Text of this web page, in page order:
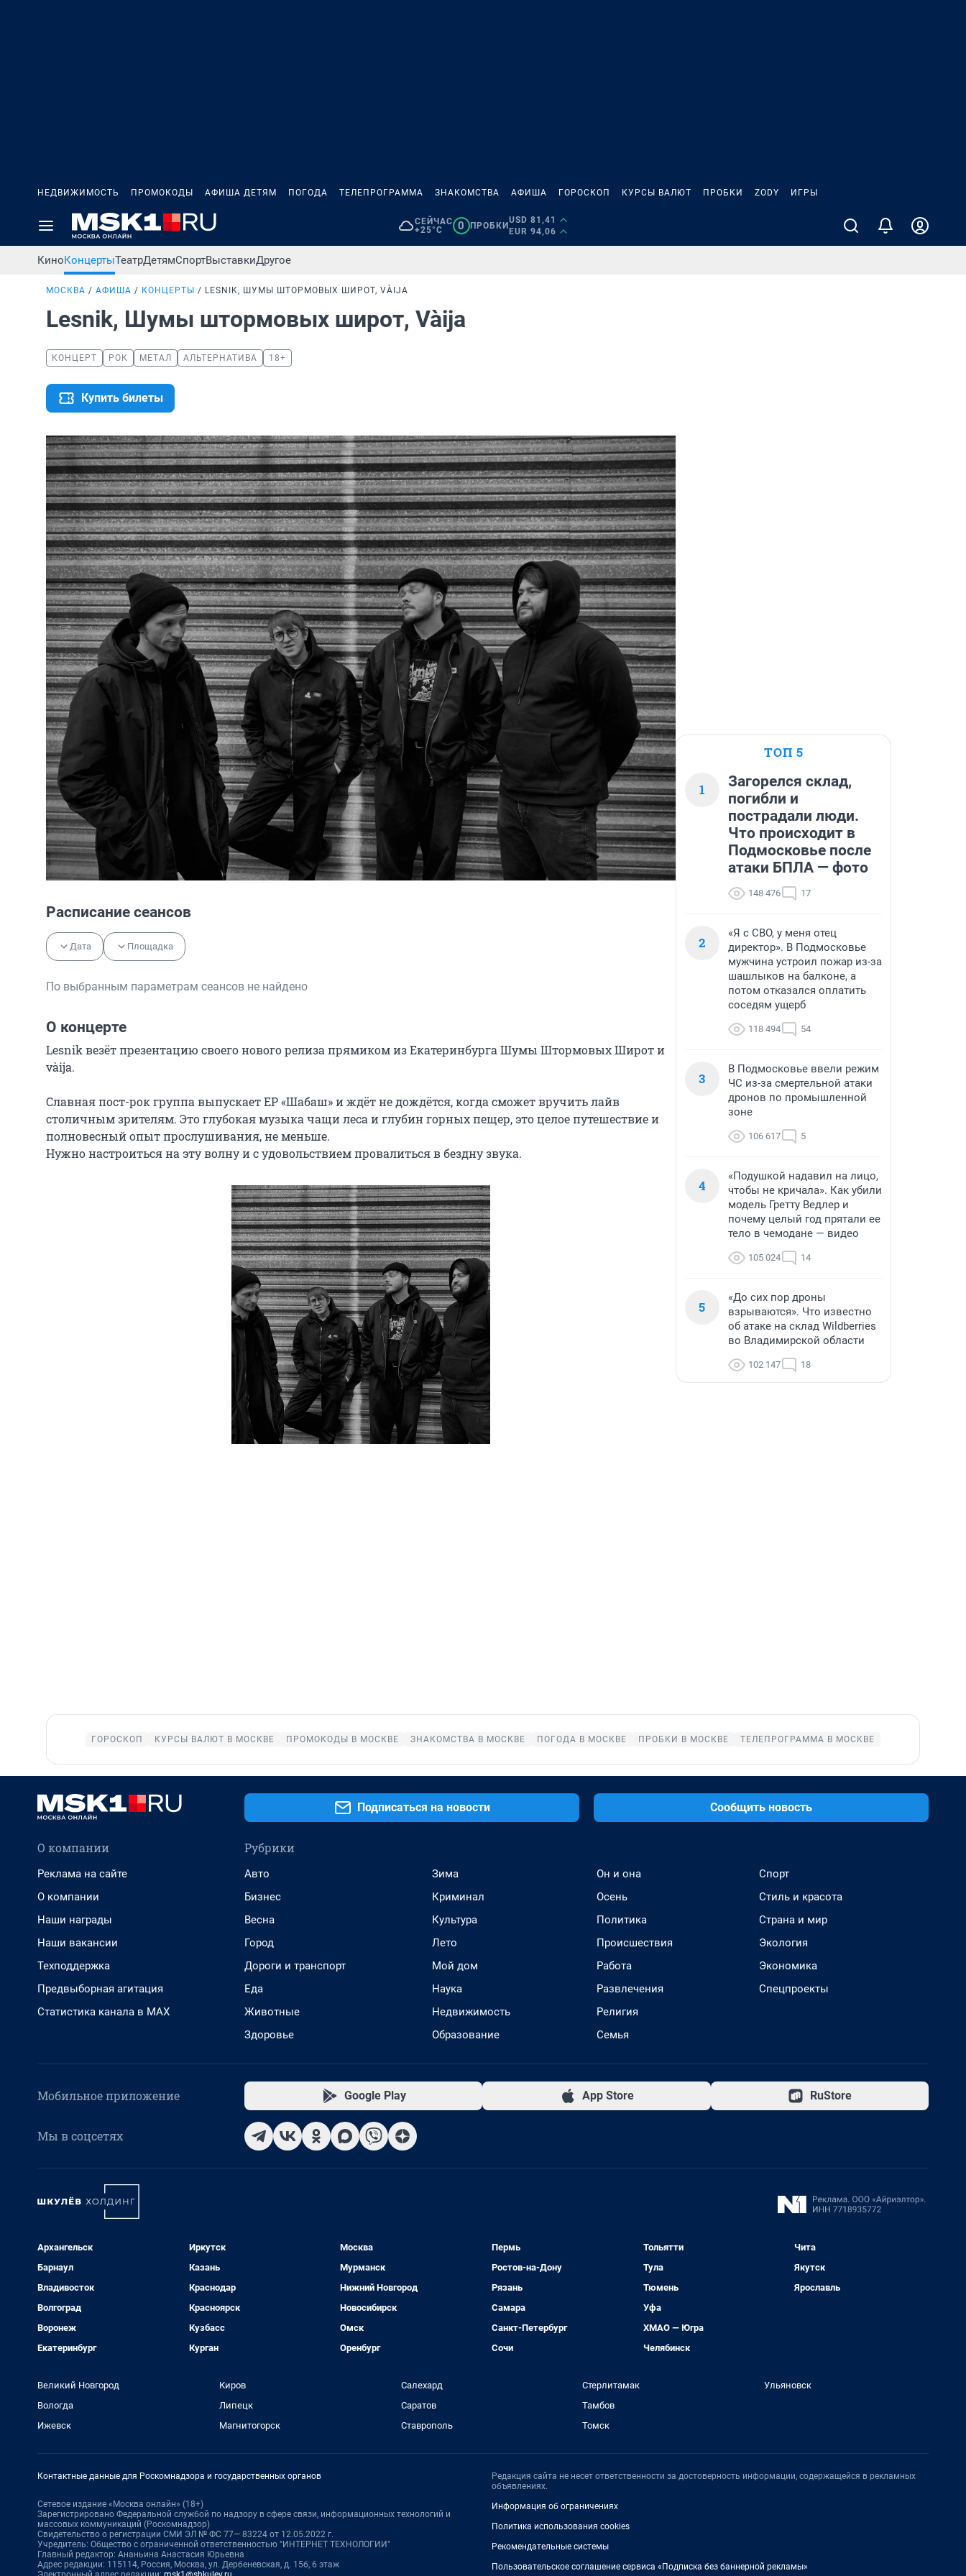
НЕДВИЖИМОСТЬ ПРОМОКОДЫ АФИША ДЕТЯМ ПОГОДА ТЕЛЕПРОГРАММА ЗНАКОМСТВА АФИША ГОРОСКОП КУРСЫ ВАЛЮТ ПРОБКИ ZODY ИГРЫ
СЕЙЧАС
+25°C
0 ПРОБКИ
USD 81,41
EUR 94,06
КиноКонцертыТеатрДетямСпортВыставкиДругое
МОСКВА АФИША КОНЦЕРТЫ LESNIK, ШУМЫ ШТОРМОВЫХ ШИРОТ, VÀIJA
Lesnik, Шумы штормовых широт, Vàija
КОНЦЕРТ РОК МЕТАЛ АЛЬТЕРНАТИВА 18+
Купить билеты
Расписание сеансов
Дата Площадка
По выбранным параметрам сеансов не найдено
О концерте
Lesnik везёт презентацию своего нового релиза прямиком из Екатеринбурга Шумы Штормовых Широт и
vàija.
Славная пост-рок группа выпускает ЕР «Шабаш» и ждёт не дождётся, когда сможет вручить лайв
столичным зрителям. Это глубокая музыка чащи леса и глубин горных пещер, это целое путешествие и
полновесный опыт прослушивания, не меньше.
Нужно настроиться на эту волну и с удовольствием провалиться в бездну звука.
ТОП 5
1
Загорелся склад,
погибли и
пострадали люди.
Что происходит в
Подмосковье после
атаки БПЛА — фото
148 476 17
2
«Я с СВО, у меня отец
директор». В Подмосковье
мужчина устроил пожар из-за
шашлыков на балконе, а
потом отказался оплатить
соседям ущерб
118 494 54
3
В Подмосковье ввели режим
ЧС из-за смертельной атаки
дронов по промышленной
зоне
106 617 5
4
«Подушкой надавил на лицо,
чтобы не кричала». Как убили
модель Гретту Ведлер и
почему целый год прятали ее
тело в чемодане — видео
105 024 14
5
«До сих пор дроны
взрываются». Что известно
об атаке на склад Wildberries
во Владимирской области
102 147 18
ГОРОСКОП КУРСЫ ВАЛЮТ В МОСКВЕ ПРОМОКОДЫ В МОСКВЕ ЗНАКОМСТВА В МОСКВЕ ПОГОДА В МОСКВЕ ПРОБКИ В МОСКВЕ ТЕЛЕПРОГРАММА В МОСКВЕ
Подписаться на новости Сообщить новость
О компании
Реклама на сайте
О компании
Наши награды
Наши вакансии
Техподдержка
Предвыборная агитация
Статистика канала в MAX
Рубрики
Авто
Бизнес
Весна
Город
Дороги и транспорт
Еда
Животные
Здоровье
Зима
Криминал
Культура
Лето
Мой дом
Наука
Недвижимость
Образование
Он и она
Осень
Политика
Происшествия
Работа
Развлечения
Религия
Семья
Спорт
Стиль и красота
Страна и мир
Экология
Экономика
Спецпроекты
Мобильное приложение Google Play App Store RuStore
Мы в соцсетях
Архангельск
Барнаул
Владивосток
Волгоград
Воронеж
Екатеринбург
Иркутск
Казань
Краснодар
Красноярск
Кузбасс
Курган
Москва
Мурманск
Нижний Новгород
Новосибирск
Омск
Оренбург
Пермь
Ростов-на-Дону
Рязань
Самара
Санкт-Петербург
Сочи
Тольятти
Тула
Тюмень
Уфа
ХМАО — Югра
Челябинск
Чита
Якутск
Ярославль
Великий Новгород
Вологда
Ижевск
Киров
Липецк
Магнитогорск
Салехард
Саратов
Ставрополь
Стерлитамак
Тамбов
Томск
Ульяновск
Контактные данные для Роскомнадзора и государственных органов
Сетевое издание «Москва онлайн» (18+)
Зарегистрировано Федеральной службой по надзору в сфере связи, информационных технологий и
массовых коммуникаций (Роскомнадзор)
Свидетельство о регистрации СМИ ЭЛ № ФС 77— 83224 от 12.05.2022 г.
Учредитель: Общество с ограниченной ответственностью "ИНТЕРНЕТ ТЕХНОЛОГИИ"
Главный редактор: Ананьина Анастасия Юрьевна
Адрес редакции: 115114, Россия, Москва, ул. Дербеневская, д. 15б, 6 этаж
Редакция сайта не несет ответственности за достоверность информации, содержащейся в рекламных
объявлениях.
Информация об ограничениях
Политика использования cookies
Рекомендательные системы
Пользовательское соглашение сервиса «Подписка без баннерной рекламы»